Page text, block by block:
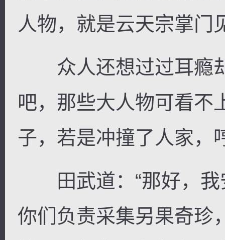
人物，就是云天宗掌门
众人还想过过耳瘾却
吧，那些大人物可看不
子，若是冲撞了人家，
田武道：“那好，我
你们负责采集另果奇珍